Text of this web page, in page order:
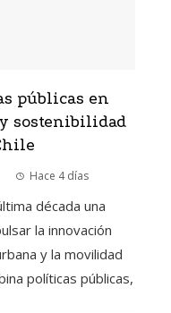
públicas en
sostenibilidad
Hace 4 días
década una
la innovación
y la movilidad
políticas públicas,